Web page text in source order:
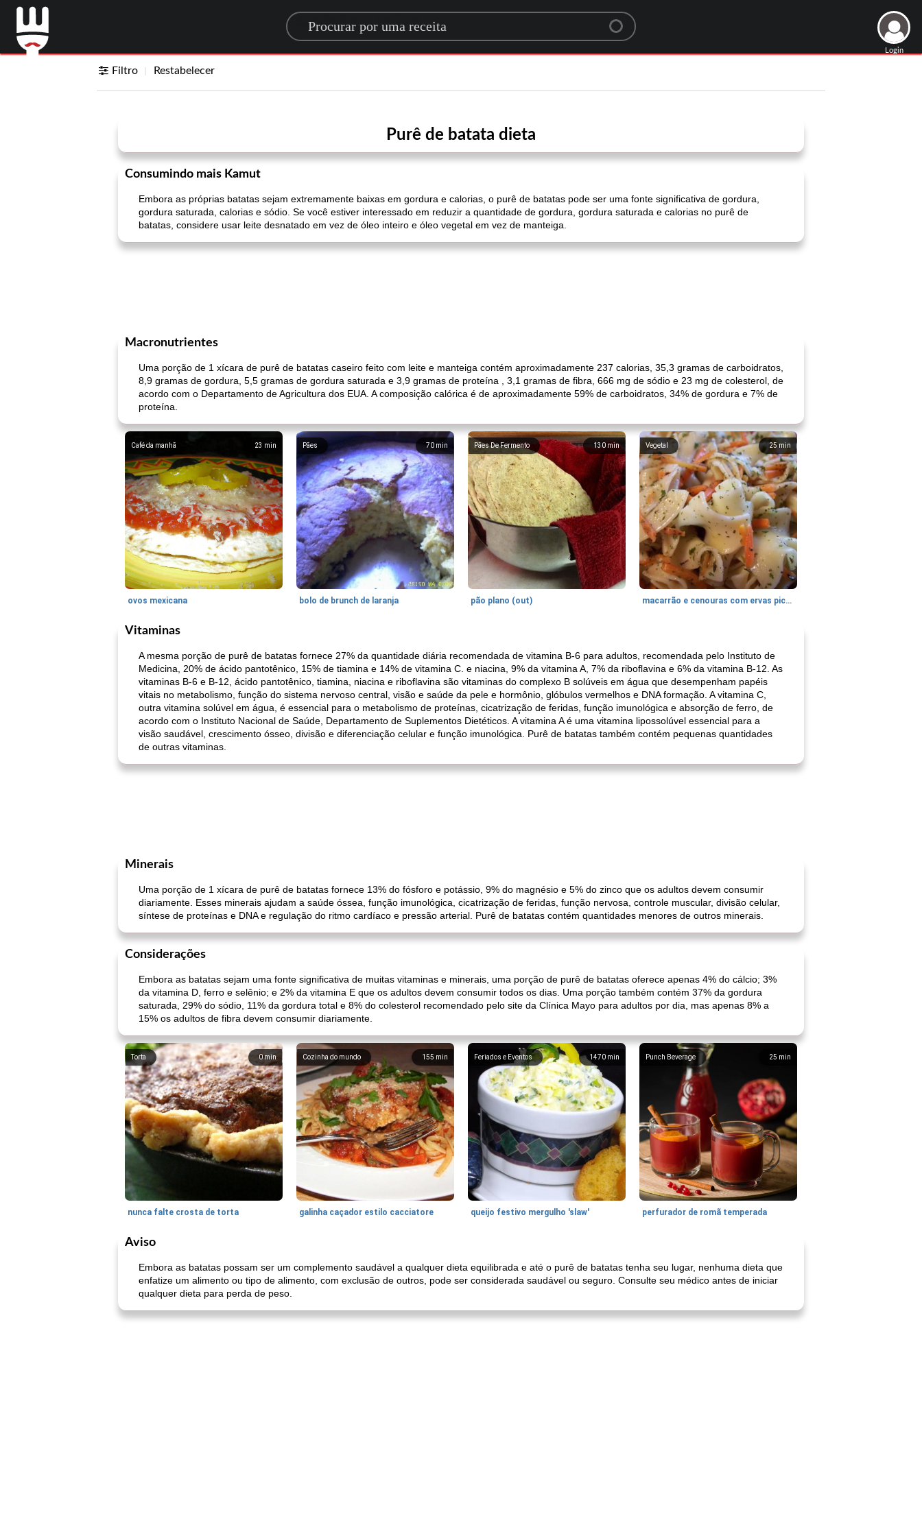
Search for a recipe
Login
Filtro Restabelecer
Purê de batata dieta
Consumindo mais Kamut
Embora as próprias batatas sejam extremamente baixas em gordura e calorias, o purê de batatas pode ser uma fonte significativa de gordura,
gordura saturada, calorias e sódio. Se você estiver interessado em reduzir a quantidade de gordura, gordura saturada e calorias no purê de
batatas, considere usar leite desnatado em vez de óleo inteiro e óleo vegetal em vez de manteiga.
Macronutrientes
Uma porção de 1 xícara de purê de batatas caseiro feito com leite e manteiga contém aproximadamente 237 calorias, 35,3 gramas de carboidratos,
8,9 gramas de gordura, 5,5 gramas de gordura saturada e 3,9 gramas de proteína , 3,1 gramas de fibra, 666 mg de sódio e 23 mg de colesterol, de
acordo com o Departamento de Agricultura dos EUA. A composição calórica é de aproximadamente 59% de carboidratos, 34% de gordura e 7% de
proteína.
23 min
Café da manhã
ovos mexicana
70 min
Pães
bolo de brunch de laranja
130 min
Pães De Fermento
pão plano (out)
25 min
Vegetal
macarrão e cenouras com ervas picadas
Vitaminas
A mesma porção de purê de batatas fornece 27% da quantidade diária recomendada de vitamina B-6 para adultos, recomendada pelo Instituto de
Medicina, 20% de ácido pantotênico, 15% de tiamina e 14% de vitamina C. e niacina, 9% da vitamina A, 7% da riboflavina e 6% da vitamina B-12. As
vitaminas B-6 e B-12, ácido pantotênico, tiamina, niacina e riboflavina são vitaminas do complexo B solúveis em água que desempenham papéis
vitais no metabolismo, função do sistema nervoso central, visão e saúde da pele e hormônio, glóbulos vermelhos e DNA formação. A vitamina C,
outra vitamina solúvel em água, é essencial para o metabolismo de proteínas, cicatrização de feridas, função imunológica e absorção de ferro, de
acordo com o Instituto Nacional de Saúde, Departamento de Suplementos Dietéticos. A vitamina A é uma vitamina lipossolúvel essencial para a
visão saudável, crescimento ósseo, divisão e diferenciação celular e função imunológica. Purê de batatas também contém pequenas quantidades
de outras vitaminas.
Minerais
Uma porção de 1 xícara de purê de batatas fornece 13% do fósforo e potássio, 9% do magnésio e 5% do zinco que os adultos devem consumir
diariamente. Esses minerais ajudam a saúde óssea, função imunológica, cicatrização de feridas, função nervosa, controle muscular, divisão celular,
síntese de proteínas e DNA e regulação do ritmo cardíaco e pressão arterial. Purê de batatas contém quantidades menores de outros minerais.
Considerações
Embora as batatas sejam uma fonte significativa de muitas vitaminas e minerais, uma porção de purê de batatas oferece apenas 4% do cálcio; 3%
da vitamina D, ferro e selênio; e 2% da vitamina E que os adultos devem consumir todos os dias. Uma porção também contém 37% da gordura
saturada, 29% do sódio, 11% da gordura total e 8% do colesterol recomendado pelo site da Clínica Mayo para adultos por dia, mas apenas 8% a
15% os adultos de fibra devem consumir diariamente.
0min
Torta
nunca falte crosta de torta
155 min
Cozinha do mundo
galinha caçador estilo cacciatore
1470 min
Feriados e Eventos
queijo festivo mergulho 'slaw'
25 min
Punch Beverage
perfurador de romã temperada
Aviso
Embora as batatas possam ser um complemento saudável a qualquer dieta equilibrada e até o purê de batatas tenha seu lugar, nenhuma dieta que
enfatize um alimento ou tipo de alimento, com exclusão de outros, pode ser considerada saudável ou seguro. Consulte seu médico antes de iniciar
qualquer dieta para perda de peso.